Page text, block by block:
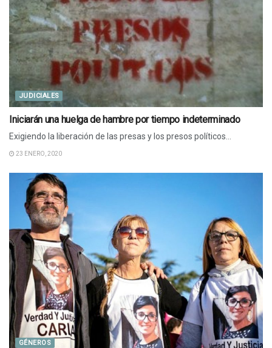
JUDICIALES
Iniciarán una huelga de hambre por tiempo indeterminado
Exigiendo la liberación de las presas y los presos políticos...
23 ENERO, 2020
GÉNEROS